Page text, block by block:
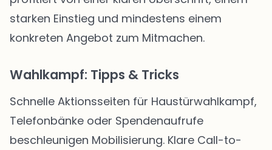
starken Einstieg und mindestens einem
konkreten Angebot zum Mitmachen.
Wahlkampf: Tipps & Tricks
Schnelle Aktionsseiten für Haustürwahlkampf,
Telefonbänke oder Spendenaufrufe
beschleunigen Mobilisierung. Klare Call-to-